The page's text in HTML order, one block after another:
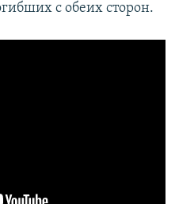
с обеих сторон.